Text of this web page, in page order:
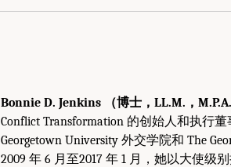
Bonnie D. Jenkins （博士，LL.M.，M.P.A.
Conflict Transformation 的创始人和执行
Georgetown University 外交学院和 The
2009 年 6 月至2017 年 1 月，她以大使级